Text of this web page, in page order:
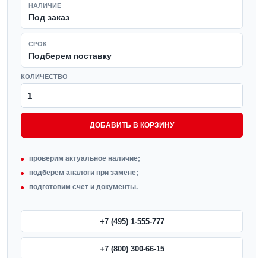
НАЛИЧИЕ
Под заказ
СРОК
Подберем поставку
КОЛИЧЕСТВО
ДОБАВИТЬ В КОРЗИНУ
проверим актуальное наличие;
подберем аналоги при замене;
подготовим счет и документы.
+7 (495) 1-555-777
+7 (800) 300-66-15